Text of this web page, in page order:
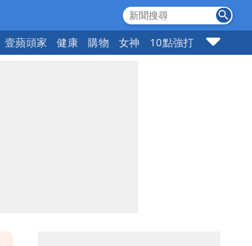
壹蘋頭家 健康 購物 女神 10點強打